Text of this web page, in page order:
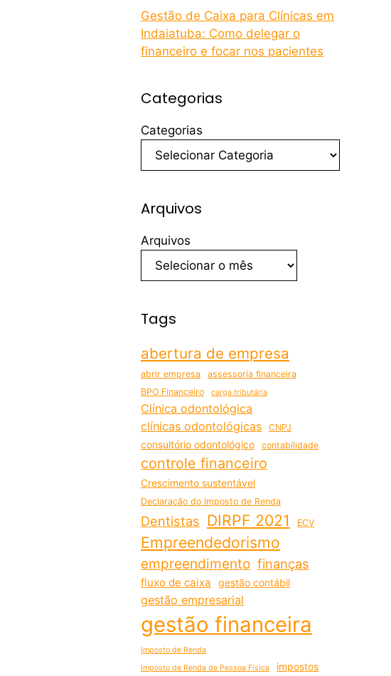
Gestão de Caixa para Clínicas em
Indaiatuba: Como delegar o
financeiro e focar nos pacientes
Categorias
Categorias
Arquivos
Arquivos
Tags
abertura de empresa
abrir empresa
assessoria financeira
BPO Financeiro
carga tributária
Clínica odontológica
clínicas odontológicas
CNPJ
consultório odontológico contabilidade
controle financeiro
Crescimento sustentável
Declaração do Imposto de Renda
Dentistas DIRPF 2021 ECV
Empreendedorismo
empreendimento finanças
fluxo de caixa gestão contábil
gestão empresarial
gestão financeira
Imposto de Renda
Imposto de Renda de Pessoa Física
impostos